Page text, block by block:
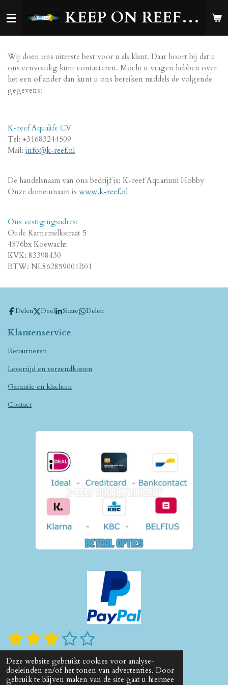
Deze website gebruikt cookies voor analyse-
doeleinden en/of het tonen van advertenties. Door
gebruik te blijven maken van de site gaat u hiermee
direct
hoofdinhoud
KEEP ON REEFING!
Wij doen ons uiterste best voor u als klant. Daar hoort bij dat u
ons eenvoudig kunt contacteren. Mocht u vragen hebben over
het een of ander dan kunt u ons bereiken middels de volgende
gegevens:
K-reef Aqualife CV
Tel: +31683244509
Mail: info@k-reef.nl
De handelsnaam van ons bedrijf is: K-reef Aquarium Hobby
Onze domeinnaam is www.k-reef.nl
Ons vestigingsadres:
Oude Karnemelkstraat 5
4576bx Koewacht
KVK: 83398430
BTW: NL862859001B01
Delen Deel Share Delen
Klantenservice
Retourneren
Levertijd en verzendkosten
Garantie en klachten
Contact
R
t
i
n
1
s
t
2
s
t
3
s
t
4
s
t
5
s
t
S
e
m
m
110 stemmen
© 2020 - 2026 K-reef Aquarium Hobby